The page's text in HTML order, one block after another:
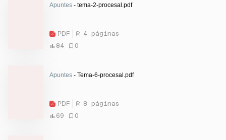
Apuntes - tema-2-procesal.pdf
PDF
4 páginas
84
0
Apuntes - Tema-6-procesal.pdf
PDF
8 páginas
69
0